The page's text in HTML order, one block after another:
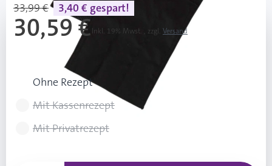
33,99 € 3,40 € gespart!
30,59 €Inkl. 19% Mwst. , zzgl. Versand
Rezeptart wählen
Ohne Rezept
Mit Kassenrezept
Mit Privatrezept